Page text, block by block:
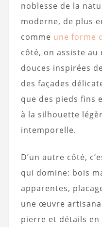
noblesse de la
moderne, de plus
comme une forme
côté, on assiste
douces inspirées
des façades
que des pieds fins
à la silhouette
intemporelle.
D’un autre côté,
qui domine: bois
apparentes,
une œuvre
pierre et détails